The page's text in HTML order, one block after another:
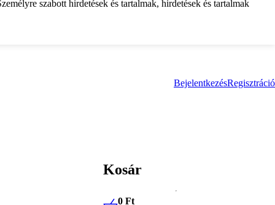
szabott hirdetések és tartalmak, hirdetések és tartalmak
BejelentkezésRegisztráció
Kosár
0 Ft